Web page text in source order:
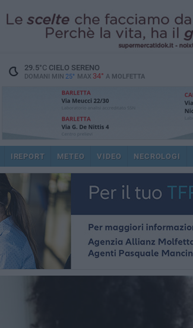
29.5°CCIELO SERENO
DOMANI MIN 25° MAX 34° A MOLFETTA
IREPORT METEO VIDEO NECROLOGI